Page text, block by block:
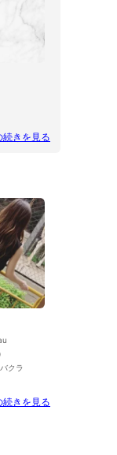
続きを見る
クラ
続きを見る